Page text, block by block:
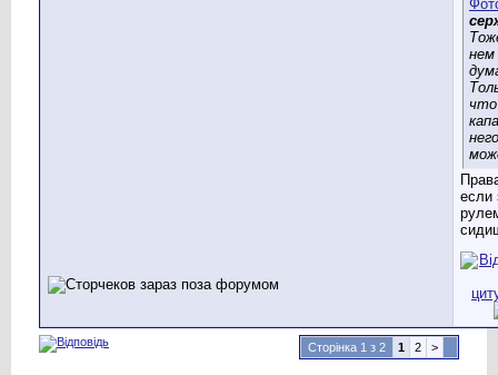
нем
него
если
Сторінка 1 з 2 1 2 >